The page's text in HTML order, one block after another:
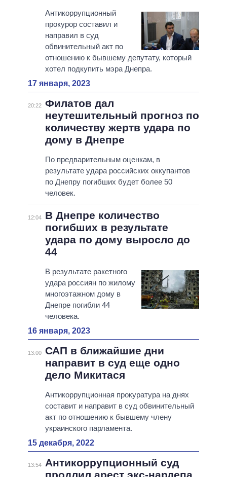
Антикоррупционный
прокурор составил и
направил в суд
обвинительный акт по
отношению к бывшему депутату, который
хотел подкупить мэра Днепра.
17 января, 2023
20:22 Филатов дал
неутешительный прогноз по
количеству жертв удара по
дому в Днепре
По предварительным оценкам, в
результате удара российских оккупантов
по Днепру погибших будет более 50
человек.
12:04
В Днепре количество
погибших в результате
удара по дому выросло до
44
В результате ракетного
удара россиян по жилому
многоэтажном дому в
Днепре погибли 44
человека.
16 января, 2023
13:00 САП в ближайшие дни
направит в суд еще одно
дело Микитася
Антикоррупционная прокуратура на днях
составит и направит в суд обвинительный
акт по отношению к бывшему члену
украинского парламента.
15 декабря, 2022
13:54
Антикоррупционный суд